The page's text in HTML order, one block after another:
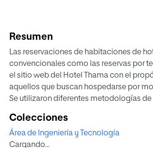
Resumen
Las reservaciones de habitaciones de
convencionales como las reservas por
el sitio web del Hotel Thama con el
aquellos que buscan hospedarse por
Se utilizaron diferentes metodologías
creación de un prototipo funcional de
evaluado mediante test de usuarios para
Los resultados permiten mostrar que el
Colecciones
Área de Ingeniería y Tecnología
Cargando...